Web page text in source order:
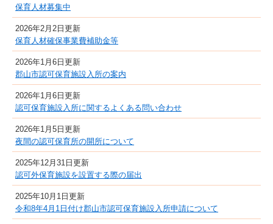
保育人材募集中
2026年2月2日更新
保育人材確保事業費補助金等
2026年1月6日更新
郡山市認可保育施設入所の案内
2026年1月6日更新
認可保育施設入所に関するよくある問い合わせ
2026年1月5日更新
夜間の認可保育所の開所について
2025年12月31日更新
認可外保育施設を設置する際の届出
2025年10月1日更新
令和8年4月1日付け郡山市認可保育施設入所申請について